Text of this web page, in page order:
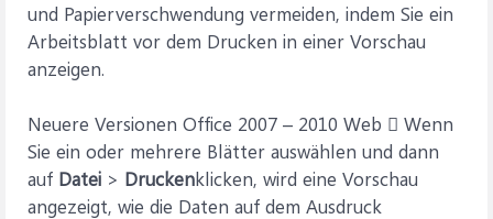
und Papierverschwendung vermeiden, indem Sie ein
Arbeitsblatt vor dem Drucken in einer Vorschau
anzeigen.
Neuere Versionen Office 2007 – 2010 Web  Wenn
Sie ein oder mehrere Blätter auswählen und dann
auf Datei > Druckenklicken, wird eine Vorschau
angezeigt, wie die Daten auf dem Ausdruck